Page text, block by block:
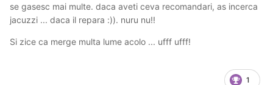
se gasesc mai multe. daca aveti ceva recomandari, as incerca
jacuzzi ... daca il repara :)). nuru nu!!
Si zice ca merge multa lume acolo ... ufff ufff!
1